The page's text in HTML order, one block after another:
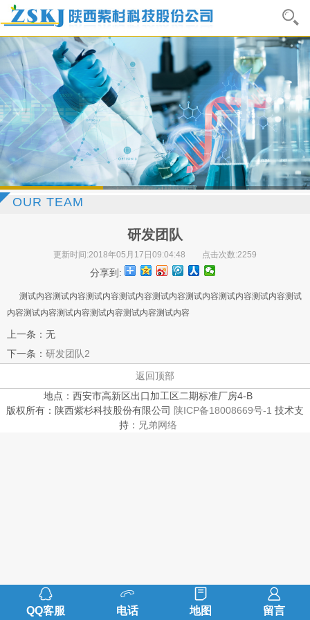
OUR TEAM
研发团队
更新时间:2018年05月17日09:04:48 点击次数:2259
分享到:
测试内容测试内容测试内容测试内容测试内容测试内容测试内容测试内容测试
内容测试内容测试内容测试内容测试内容测试内容
上一条：无
下一条： 研发团队2
返回顶部
地点：西安市高新区出口加工区二期标准厂房4-B
版权所有：陕西紫杉科技股份有限公司 陕ICP备18008669号-1 技术支
持： 兄弟网络
QQ客服 电话 地图 留言